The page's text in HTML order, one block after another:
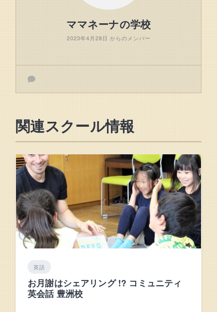
ママネーナの学校
2023年4月28日 からのメンバー
関連スクール情報
英語
お月謝はシェアリング !? コミュニティ
英会話 豊洲校